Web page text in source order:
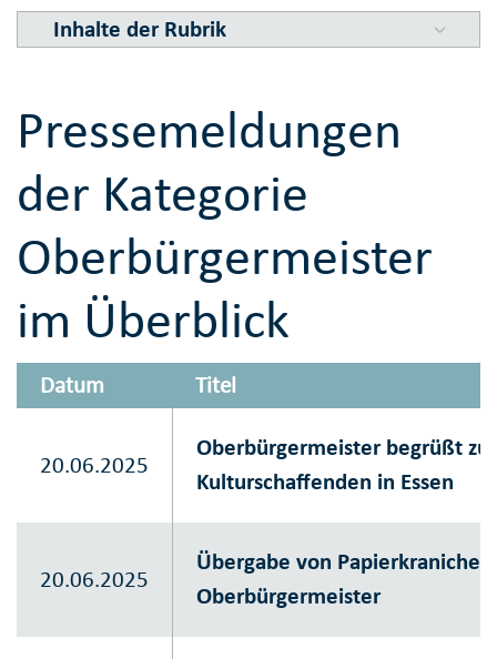
Inhalte der Rubrik
Pressemeldungen
der Kategorie
Oberbürgermeister
im Überblick
Datum Titel
20.06.2025
Oberbürgermeister begrüßt
Kulturschaffenden in Essen
20.06.2025
Übergabe von
Oberbürgermeister